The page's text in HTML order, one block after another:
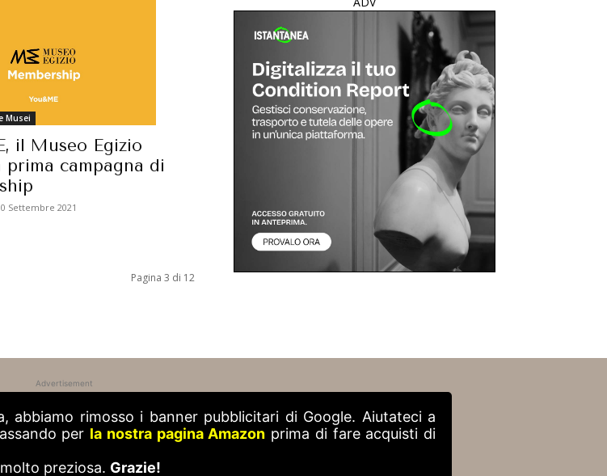
Musei
il Museo Egizio
prima campagna di
Settembre 2021
Pagina 3 di 12
Advertisement
abbiamo rimosso i banner pubblicitari di Google. Aiutateci a
per la nostra pagina Amazon prima di fare acquisti di
preziosa. Grazie!